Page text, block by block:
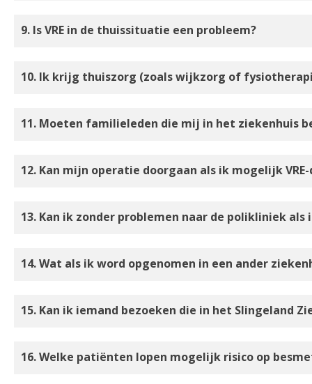
9. Is VRE in de thuissituatie een probleem?
10. Ik krijg thuiszorg (zoals wijkzorg of
11. Moeten familieleden die mij in het ziekenhuis
12. Kan mijn operatie doorgaan als ik mogelijk
13. Kan ik zonder problemen naar de polikliniek
14. Wat als ik word opgenomen in een ander
15. Kan ik iemand bezoeken die in het Slingeland
16. Welke patiënten lopen mogelijk risico op